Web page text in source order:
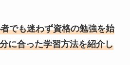
でも迷わず資格の勉強を始
に合った学習方法を紹介し